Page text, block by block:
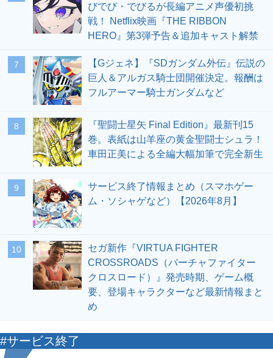
びでび・でびるが長編アニメ声優初挑
戦！ Netflix映画『THE RIBBON
HERO』第3弾予告＆追加キャスト解禁
7
【Gジェネ】『SDガンダム外伝』伝説の
巨人＆アルガス騎士団開催決定。報酬は
フルアーマー騎士ガンダムなど
8
『聖闘士星矢 Final Edition』最新刊15
巻。表紙は山羊座の黄金聖闘士シュラ！
車田正美による全編大幅加筆で完全新生
9
サービス終了情報まとめ（スマホゲー
ム・ソシャゲなど）【2026年8月】
10
セガ新作『VIRTUA FIGHTER
CROSSROADS（バーチャファイター
クロスロード）』発売時期、ゲーム概
要、登場キャラクターなど最新情報まと
め
#サービス終了